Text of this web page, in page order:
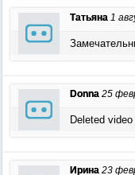
Татьяна 1
Donna 25
Deleted video
Ирина 23